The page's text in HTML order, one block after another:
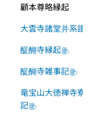
顧本尊略縁起
大雲寺諸堂并系譜
醍醐寺縁起
醍醐寺雑事記
竜宝山大徳禅寺寮
記